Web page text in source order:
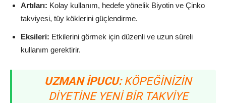
Artıları: Kolay kullanım, hedefe yönelik Biyotin ve Çinko
takviyesi, tüy köklerini güçlendirme.
Eksileri: Etkilerini görmek için düzenli ve uzun süreli
kullanım gerektirir.
UZMAN İPUCU:KÖPEĞINIZIN
DIYETINE YENI BIR TAKVIYE